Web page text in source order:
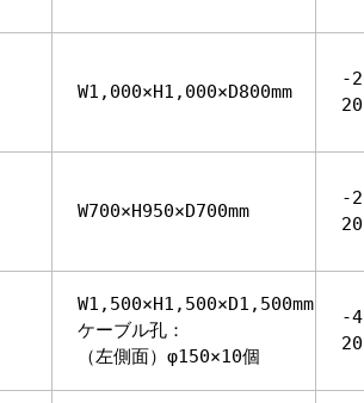
W1,000×H1,000×D800mm
-
W700×H950×D700mm
-
W1,500×H1,500×D1,500mm
ケーブル孔：
（左側面）φ150×10個
-